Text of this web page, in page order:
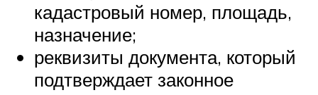
кадастровый номер, площадь,
назначение;
реквизиты документа, который
подтверждает законное